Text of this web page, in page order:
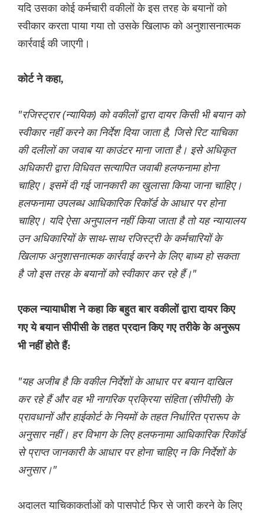
यदि उसका कोई कर्मचारी वकीलों के इस तरह के बयानों को
स्वीकार करता पाया गया तो उसके खिलाफ को अनुशासनात्मक
कार्रवाई की जाएगी।
कोर्ट ने कहा,
"रजिस्ट्रार (न्यायिक) को वकीलों द्वारा दायर किसी भी बयान को
स्वीकार नहीं करने का निर्देश दिया जाता है, जिसे रिट याचिका
की दलीलों का जवाब या काउंटर माना जाता है। इसे अधिकृत
अधिकारी द्वारा विधिवत सत्यापित जवाबी हलफनामा होना
चाहिए। इसमें दी गई जानकारी का खुलासा किया जाना चाहिए।
हलफनामा उपलब्ध आधिकारिक रिकॉर्ड के आधार पर होना
चाहिए। यदि ऐसा अनुपालन नहीं किया जाता है तो यह न्यायालय
उन अधिकारियों के साथ-साथ रजिस्ट्री के कर्मचारियों के
खिलाफ अनुशासनात्मक कार्रवाई करने के लिए बाध्य हो सकता
है जो इस तरह के बयानों को स्वीकार कर रहे हैं।"
एकल न्यायाधीश ने कहा कि बहुत बार वकीलों द्वारा दायर किए
गए ये बयान सीपीसी के तहत प्रदान किए गए तरीके के अनुरूप
भी नहीं होते हैं:
"यह अजीब है कि वकील निर्देशों के आधार पर बयान दाखिल
कर रहे हैं और वह भी नागरिक प्रक्रिया संहिता (सीपीसी) के
प्रावधानों और हाईकोर्ट के नियमों के तहत निर्धारित प्रारूप के
अनुसार नहीं। हर विभाग के लिए हलफनामा आधिकारिक रिकॉर्ड
से प्राप्त जानकारी के आधार पर होना चाहिए न कि निर्देशों के
अनुसार।"
अदालत याचिकाकर्ताओं को पासपोर्ट फिर से जारी करने के लिए